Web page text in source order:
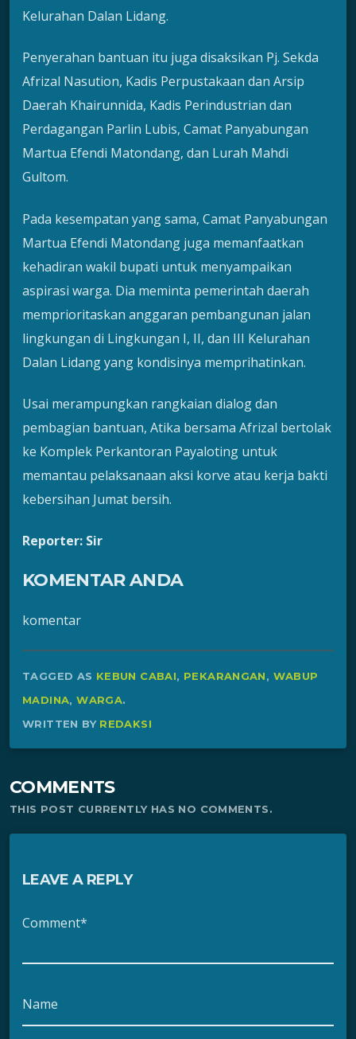
Kelurahan Dalan Lidang.
Penyerahan bantuan itu juga disaksikan Pj. Sekda
Afrizal Nasution, Kadis Perpustakaan dan Arsip
Daerah Khairunnida, Kadis Perindustrian dan
Perdagangan Parlin Lubis, Camat Panyabungan
Martua Efendi Matondang, dan Lurah Mahdi
Gultom.
Pada kesempatan yang sama, Camat Panyabungan
Martua Efendi Matondang juga memanfaatkan
kehadiran wakil bupati untuk menyampaikan
aspirasi warga. Dia meminta pemerintah daerah
memprioritaskan anggaran pembangunan jalan
lingkungan di Lingkungan I, II, dan III Kelurahan
Dalan Lidang yang kondisinya memprihatinkan.
Usai merampungkan rangkaian dialog dan
pembagian bantuan, Atika bersama Afrizal bertolak
ke Komplek Perkantoran Payaloting untuk
memantau pelaksanaan aksi korve atau kerja bakti
kebersihan Jumat bersih.
Reporter: Sir
KOMENTAR ANDA
komentar
TAGGED AS KEBUN CABAI, PEKARANGAN, WABUP
MADINA,WARGA.
WRITTEN BY REDAKSI
COMMENTS
THIS POST CURRENTLY HAS NO COMMENTS.
LEAVE A REPLY
Comment*
Name